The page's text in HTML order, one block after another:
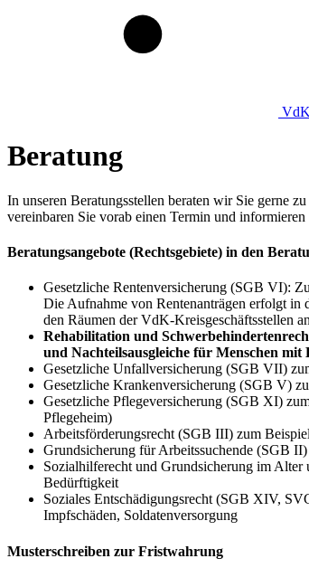
VdK
Beratung
In unseren Beratungsstellen beraten wir Sie gerne
vereinbaren Sie vorab einen Termin und
Beratungsangebote (Rechtsgebiete) in den
Gesetzliche Rentenversicherung (SGB VI):
Die Aufnahme von Rentenanträgen erfolgt in
den Räumen der VdK-Kreisgeschäftsstellen
Rehabilitation und
und Nachteilsausgleiche für Menschen mit
Gesetzliche Unfallversicherung (SGB VII)
Gesetzliche Krankenversicherung (SGB V)
Gesetzliche Pflegeversicherung (SGB XI)
Pflegeheim)
Arbeitsförderungsrecht (SGB III) zum
Grundsicherung für Arbeitssuchende (SGB
Sozialhilferecht und Grundsicherung im
Bedürftigkeit
Soziales Entschädigungsrecht (SGB XIV,
Impfschäden, Soldatenversorgung
Musterschreiben zur Fristwahrung